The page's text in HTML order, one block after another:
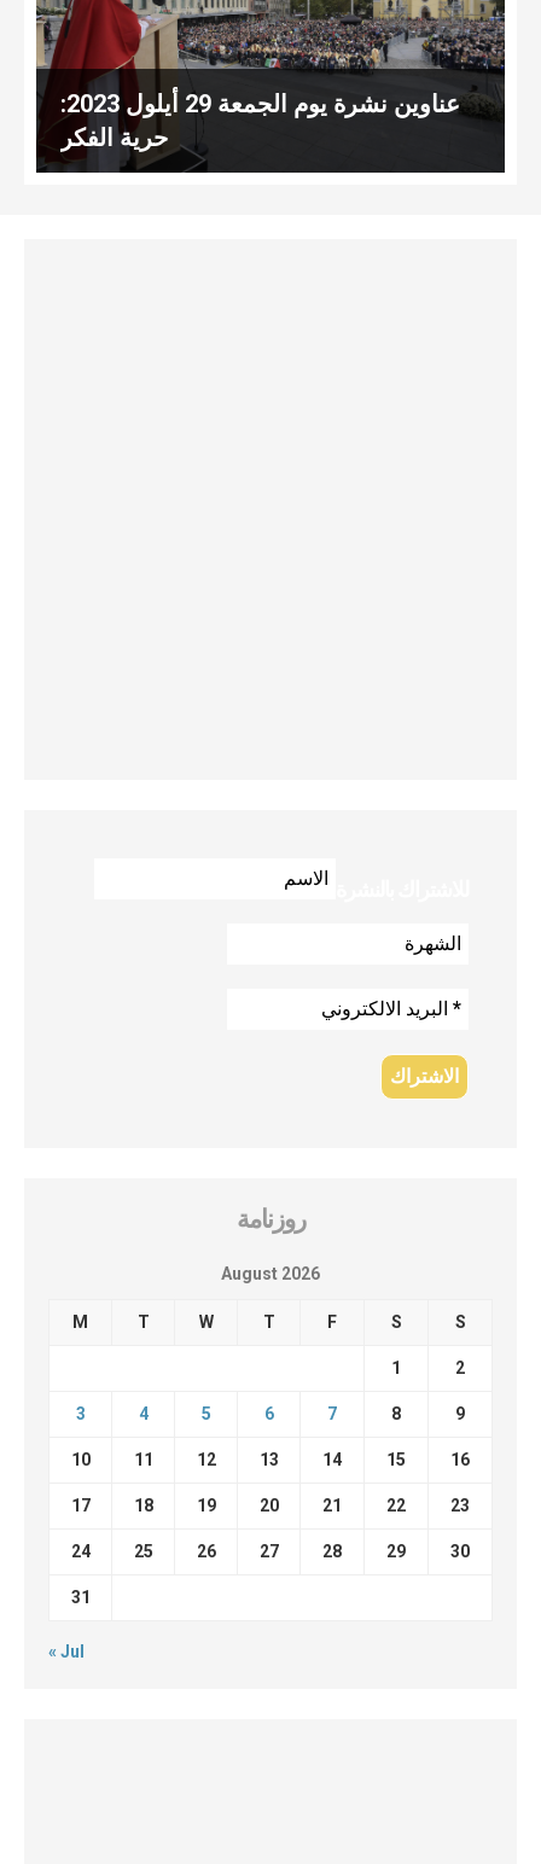
عناوين نشرة يوم الجمعة 29 أيلول 2023:
حرية الفكر
روزنامة
August 2026
M T W T F S S
1 2
3 4 5 6 7 8 9
10 11 12 13 14 15 16
17 18 19 20 21 22 23
24 25 26 27 28 29 30
31
« Jul